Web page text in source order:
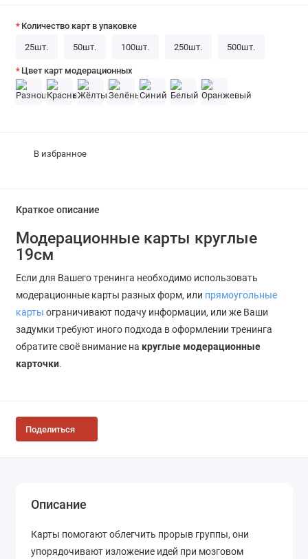
В избранное
Количество карт в упаковке
25шт. 50шт. 100шт. 250шт. 500шт.
Цвет карт модерационных
Краткое описание
Модерационные карты круглые
19см
Если для Вашего тренинга необходимо использовать
модерационные карты разных форм, или прямоугольные
карты ограничивают подачу информации, или же Ваши
задумки требуют иного подхода в оформлении тренинга
обратите своё внимание на круглые модерационные
карточки.
Поделиться
Описание
Карты помогают облегчить прорыв группы, они
упорядочивают изложение идей при мозговом